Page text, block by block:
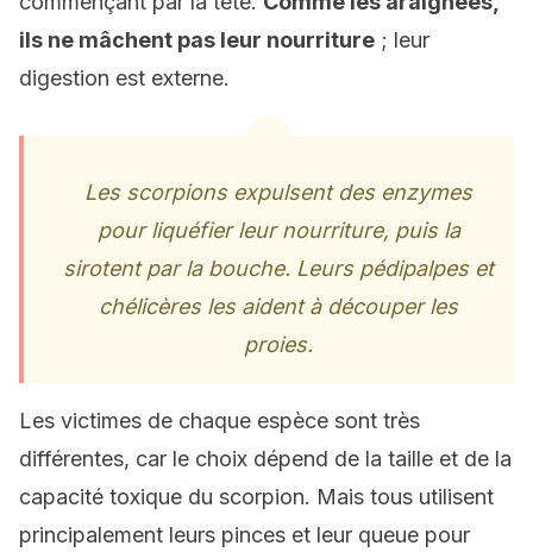
ils ne mâchent pas leur nourriture ; leur
digestion est externe.
Les scorpions expulsent des enzymes
pour liquéfier leur nourriture, puis la
sirotent par la bouche. Leurs pédipalpes et
chélicères les aident à découper les
proies.
Les victimes de chaque espèce sont très
différentes, car le choix dépend de la taille et de la
capacité toxique du scorpion. Mais tous utilisent
principalement leurs pinces et leur queue pour